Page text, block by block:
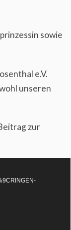
sowie
e.V.
unseren
zur